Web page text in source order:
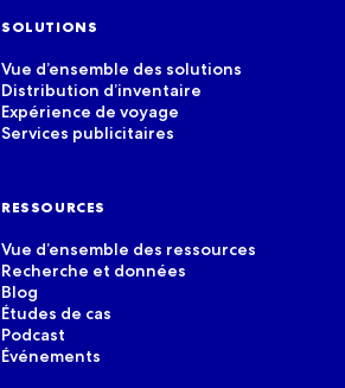
SOLUTIONS
Vue d’ensemble des solutions
Distribution d’inventaire
Expérience de voyage
Services publicitaires
RESSOURCES
Vue d’ensemble des ressources
Recherche et données
Blog
Études de cas
Podcast
Événements